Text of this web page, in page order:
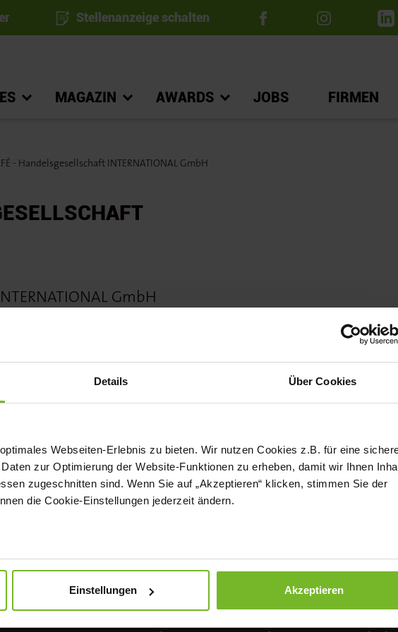
Details Über Cookies
Webseiten-Erlebnis zu bieten. Wir nutzen Cookies z.B. für eine
zur Optimierung der Website-Funktionen zu erheben, damit wir Ihnen
zugeschnitten sind. Wenn Sie auf „Akzeptieren“ klicken, stimmen Sie der
die Cookie-Einstellungen jederzeit ändern.
Einstellungen Akzeptieren
Stellenanzeige schalten
MAGAZIN AWARDS JOBS FIRMEN
- Handelsgesellschaft INTERNATIONAL GmbH
GmbH